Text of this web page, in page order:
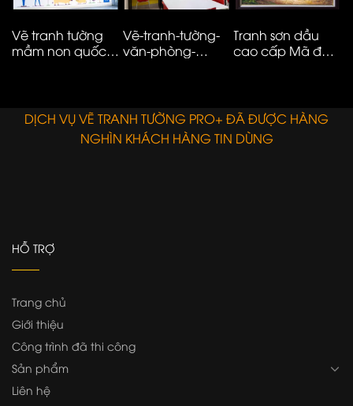
Vẽ tranh tường
mầm non quốc
Vẽ-tranh-tường-
văn-phòng-
Tranh sơn dầu
cao cấp Mã đáo
DỊCH VỤ VẼ TRANH TƯỜNG PRO+ ĐÃ ĐƯỢC HÀNG
NGHÌN KHÁCH HÀNG TIN DÙNG
HỖ TRỢ
Trang chủ
Giới thiệu
Công trình đã thi công
Sản phẩm
Liên hệ